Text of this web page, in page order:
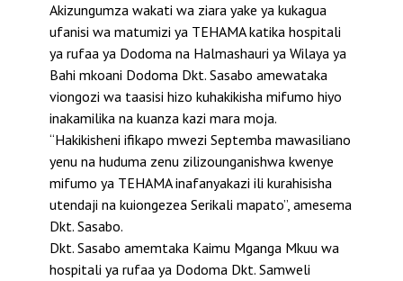
Akizungumza wakati wa ziara yake ya kukagua
ufanisi wa matumizi ya TEHAMA katika hospitali
ya rufaa ya Dodoma na Halmashauri ya Wilaya ya
Bahi mkoani Dodoma Dkt. Sasabo amewataka
viongozi wa taasisi hizo kuhakikisha mifumo hiyo
inakamilika na kuanza kazi mara moja.
“Hakikisheni ifikapo mwezi Septemba mawasiliano
yenu na huduma zenu zilizounganishwa kwenye
mifumo ya TEHAMA inafanyakazi ili kurahisisha
utendaji na kuiongezea Serikali mapato”, amesema
Dkt. Sasabo.
Dkt. Sasabo amemtaka Kaimu Mganga Mkuu wa
hospitali ya rufaa ya Dodoma Dkt. Samweli